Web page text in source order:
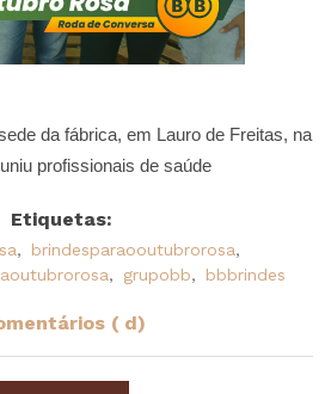
da fábrica, em Lauro de Freitas, na
profissionais de saúde
Etiquetas:
, brindesparaooutubrorosa,
, grupobb, bbbrindes
( d)